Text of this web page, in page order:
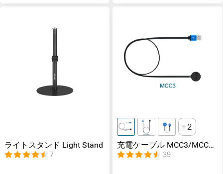
ライトスタンド Light Stand
7
2
充電ケーブル MCC3/MCC3-
C REEL/MCC 1A/MCC -
Special/MCC5V
39